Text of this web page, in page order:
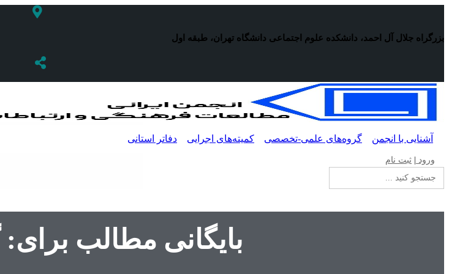
محتوا
بزرگراه جلال آل احمد، دانشکده علوم اجتماعی دانشگاه تهران، طبقه اول
آشنایی با انجمن گروه‌های علمی-تخصصی کمیته‌های اجرایی دفاتر استانی
ورود ثبت نام
جستجو
برای:
بایگانی مطالب